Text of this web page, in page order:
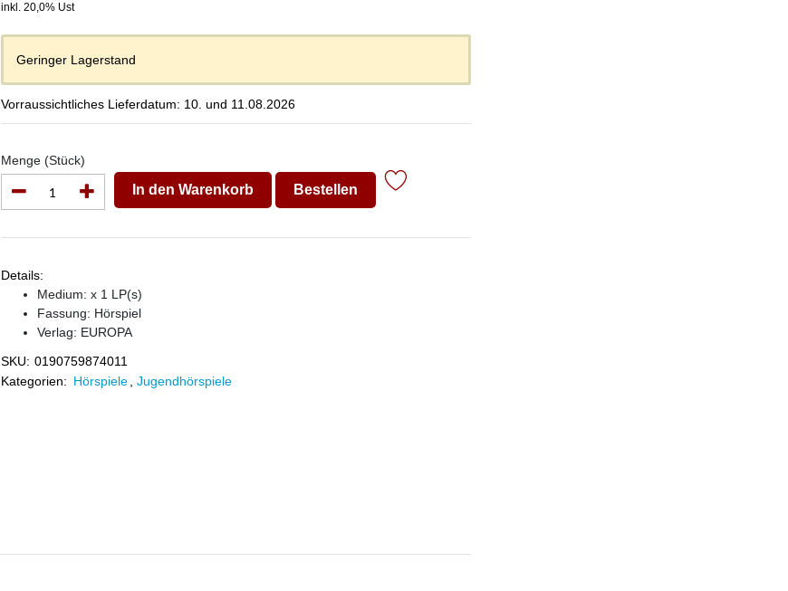
inkl. 20,0% Ust
Geringer Lagerstand
Vorraussichtliches Lieferdatum: 10. und 11.08.2026
Menge (Stück)
In den Warenkorb Bestellen
Details:
Medium: x 1 LP(s)
Fassung: Hörspiel
Verlag: EUROPA
SKU: 0190759874011
Kategorien: Hörspiele Jugendhörspiele